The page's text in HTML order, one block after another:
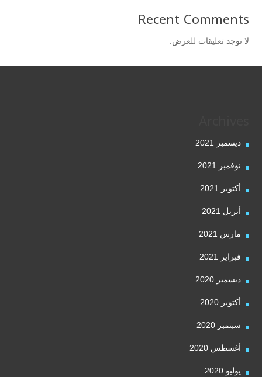
Recent Comments
لا توجد تعليقات للعرض.
ديسمبر 2021
نوفمبر 2021
أكتوبر 2021
أبريل 2021
مارس 2021
فبراير 2021
ديسمبر 2020
أكتوبر 2020
سبتمبر 2020
أغسطس 2020
يوليو 2020